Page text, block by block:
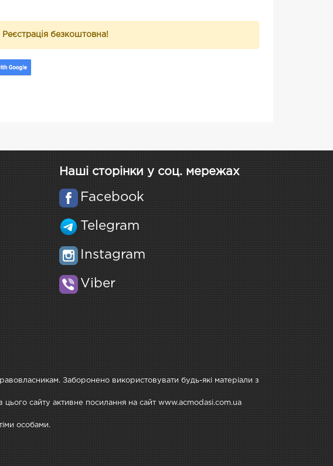
Реєстрація безкоштовна!
Наші сторінки у соц. мережах
Facebook
Telegram
Instagram
Viber
Заборонено використовувати будь-які матеріали з
цього сайту активне посилання на сайт www.acmodasi.com.ua
особами.